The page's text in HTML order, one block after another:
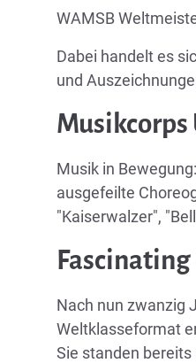
WAMSB
Dabei handelt es
und
Musikcorps
Musik in
ausgefeilte
"Kaiserwalzer",
Fascinating
Nach nun zwanzig
Weltklasseformat
Sie standen bereits